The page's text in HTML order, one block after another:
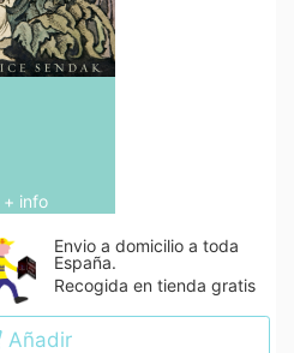
+ info
Envio a domicilio a toda
España.
Recogida en tienda gratis
Añadir